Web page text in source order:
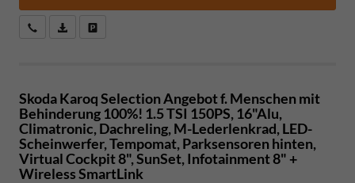
Kostenloser Rückruf-Service
PDF-Datei, Fahrzeugexposé drucken
Skoda KaroqSelection Angebot f. Menschen mit
Behinderung 100%! 1.5 TSI 150PS, 16"Alu,
Climatronic, Dachreling, M-Lederlenkrad, LED-
Scheinwerfer, Tempomat, Parksensoren hinten,
Virtual Cockpit 8", SunSet, Infotainment 8" +
Wireless SmartLink